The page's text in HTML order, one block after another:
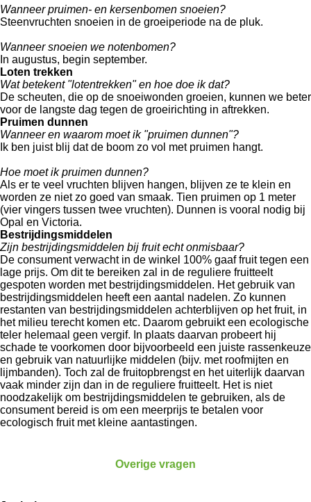
Wanneer pruimen- en kersenbomen snoeien?
Steenvruchten snoeien in de groeiperiode na de pluk.
Wanneer snoeien we notenbomen?
In augustus, begin september.
Loten trekken
Wat betekent "lotentrekken" en hoe doe ik dat?
De scheuten, die op de snoeiwonden groeien, kunnen we beter
voor de langste dag tegen de groeirichting in aftrekken.
Pruimen dunnen
Wanneer en waarom moet ik "pruimen dunnen"?
Ik ben juist blij dat de boom zo vol met pruimen hangt.
Hoe moet ik pruimen dunnen?
Als er te veel vruchten blijven hangen, blijven ze te klein en
worden ze niet zo goed van smaak. Tien pruimen op 1 meter
(vier vingers tussen twee vruchten). Dunnen is vooral nodig bij
Opal en Victoria.
Bestrijdingsmiddelen
Zijn bestrijdingsmiddelen bij fruit echt onmisbaar?
De consument verwacht in de winkel 100% gaaf fruit tegen een
lage prijs. Om dit te bereiken zal in de reguliere fruitteelt
gespoten worden met bestrijdingsmiddelen. Het gebruik van
bestrijdingsmiddelen heeft een aantal nadelen. Zo kunnen
restanten van bestrijdingsmiddelen achterblijven op het fruit, in
het milieu terecht komen etc. Daarom gebruikt een ecologische
teler helemaal geen vergif. In plaats daarvan probeert hij
schade te voorkomen door bijvoorbeeld een juiste rassenkeuze
en gebruik van natuurlijke middelen (bijv. met roofmijten en
lijmbanden). Toch zal de fruitopbrengst en het uiterlijk daarvan
vaak minder zijn dan in de reguliere fruitteelt. Het is niet
noodzakelijk om bestrijdingsmiddelen te gebruiken, als de
consument bereid is om een meerprijs te betalen voor
ecologisch fruit met kleine aantastingen.
Overige vragen